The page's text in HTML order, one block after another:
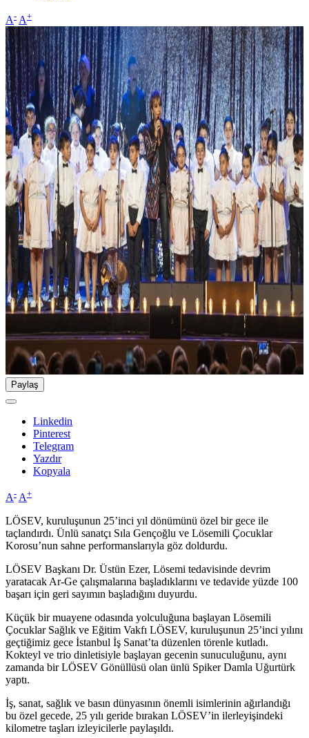
A- A+
Paylaş
Linkedin
Pinterest
Telegram
Yazdır
Kopyala
A- A+
LÖSEV, kuruluşunun 25’inci yıl dönümünü özel bir gece ile
taçlandırdı. Ünlü sanatçı Sıla Gençoğlu ve Lösemili Çocuklar
Korosu’nun sahne performanslarıyla göz doldurdu.
LÖSEV Başkanı Dr. Üstün Ezer, Lösemi tedavisinde devrim
yaratacak Ar-Ge çalışmalarına başladıklarını ve tedavide yüzde 100
başarı için geri sayımın başladığını duyurdu.
Küçük bir muayene odasında yolculuğuna başlayan Lösemili
Çocuklar Sağlık ve Eğitim Vakfı LÖSEV, kuruluşunun 25’inci yılını
geçtiğimiz gece İstanbul İş Sanat’ta düzenlen törenle kutladı.
Kokteyl ve trio dinletisiyle başlayan gecenin sunuculuğunu, aynı
zamanda bir LÖSEV Gönüllüsü olan ünlü Spiker Damla Uğurtürk
yaptı.
İş, sanat, sağlık ve basın dünyasının önemli isimlerinin ağırlandığı
bu özel gecede, 25 yılı geride bırakan LÖSEV’in ilerleyişindeki
kilometre taşları izleyicilerle paylaşıldı.